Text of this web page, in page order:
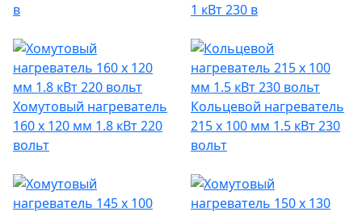
в
1 кВт 230 в
Хомутовый нагреватель
160 х 120 мм 1.8 кВт 220
вольт
Кольцевой нагреватель
215 х 100 мм 1.5 кВт 230
вольт